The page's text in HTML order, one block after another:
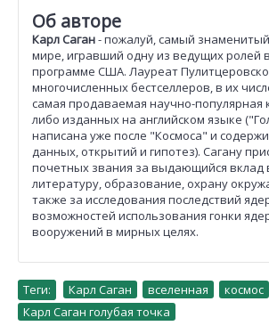
Об авторе
Карл Саган- пожалуй, самый
мире, игравший одну из ведущих ролей
программе США. Лауреат
многочисленных бестселлеров, в их
самая продаваемая научно-популярная
либо изданных на английском языке
написана уже после "Космоса" и
данных, открытий и гипотез). Сагану
почетных звания за выдающийся вклад
литературу, образование, охрану
также за исследования последствий
возможностей использования гонки
вооружений в мирных целях.
Теги: Карл Саган вселенная космос
Карл Саган голубая точка